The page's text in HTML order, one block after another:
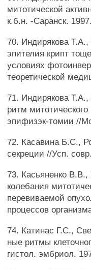
митотической
к.б.н. -Саранск.
70. Индирякова
эпителия крипт
условиях
теоретической
71. Индирякова
ритм
эпифизэк-томии //
72. Касавина Б.С.,
секреции //Усп.
73. Касьяненко
колебания
перевиваемой
процессов
74. Катинас Г.С.,
ные ритмы
гистол. эмбриол.